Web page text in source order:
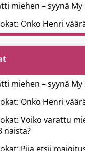
miehen – syynä
Onko Henri
miehen – syynä
Onko Henri
Voiko varattu
naista?
Piia etsii